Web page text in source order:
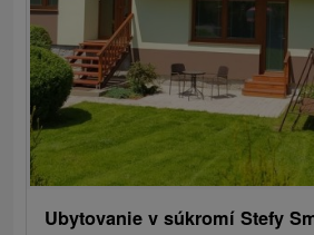
Ubytovanie v súkromí Stefy